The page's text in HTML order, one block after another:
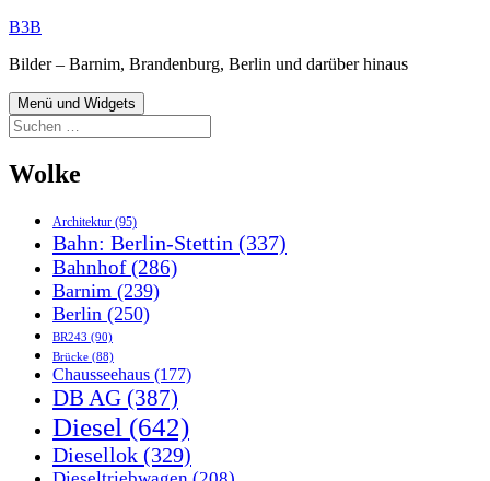
Zum
springen
B3B
Bilder – Barnim, Brandenburg, Berlin und darüber hinaus
Menü und Widgets
Suchen
nach:
Wolke
Architektur (95)
Bahn: Berlin-Stettin (337)
Bahnhof(286)
Barnim (239)
Berlin (250)
BR243 (90)
Brücke (88)
Chausseehaus (177)
DB AG (387)
Diesel (642)
Diesellok (329)